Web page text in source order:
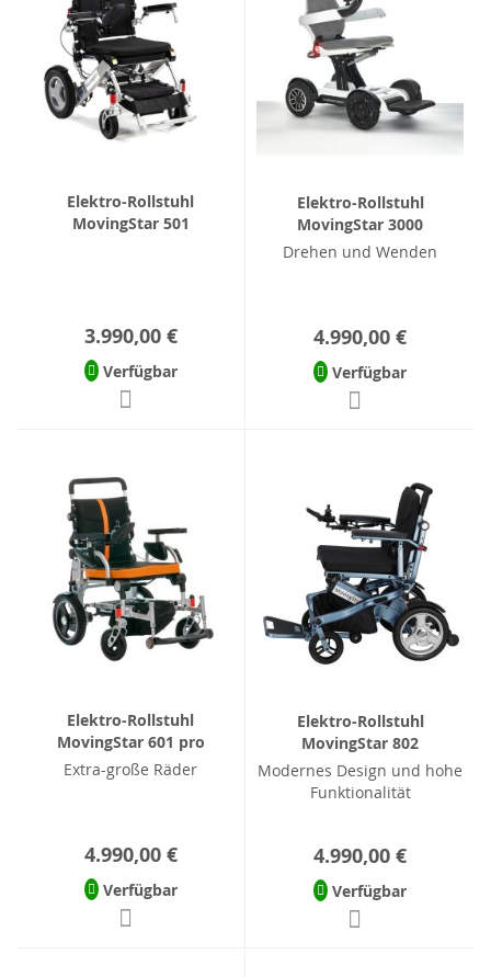
Elektro-Rollstuhl
MovingStar 501
3.990,00 €
Verfügbar
Elektro-Rollstuhl
MovingStar 3000
Drehen und Wenden
4.990,00 €
Verfügbar
Elektro-Rollstuhl
MovingStar 601 pro
Extra-große Räder
4.990,00 €
Verfügbar
Elektro-Rollstuhl
MovingStar 802
Modernes Design und hohe
Funktionalität
4.990,00 €
Verfügbar